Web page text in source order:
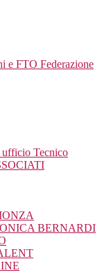
e FTO Federazione
ufficio Tecnico
BERNARDI